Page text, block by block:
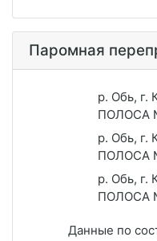
Паромная
р. Обь, г.
ПОЛОСА
р. Обь, г.
ПОЛОСА
р. Обь, г.
ПОЛОСА
Данные по